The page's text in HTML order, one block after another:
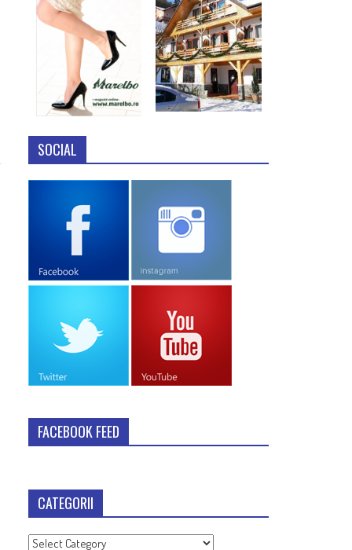
SOCIAL
FACEBOOK FEED
CATEGORII
Categorii